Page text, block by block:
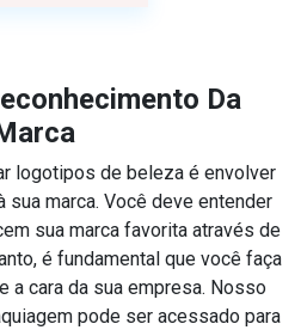
Da
logotipos de beleza é envolver
marca. Você deve entender
sua marca favorita através de
é fundamental que você faça
a cara da sua empresa. Nosso
pode ser acessado para